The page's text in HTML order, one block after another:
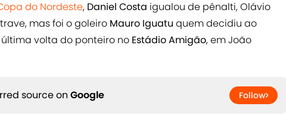
do Nordeste, Daniel Costa igualou de pênalti, Olávio
mas foi o goleiro Mauro Iguatu quem decidiu ao
volta do ponteiro no Estádio Amigão, em João
source on Google Follow